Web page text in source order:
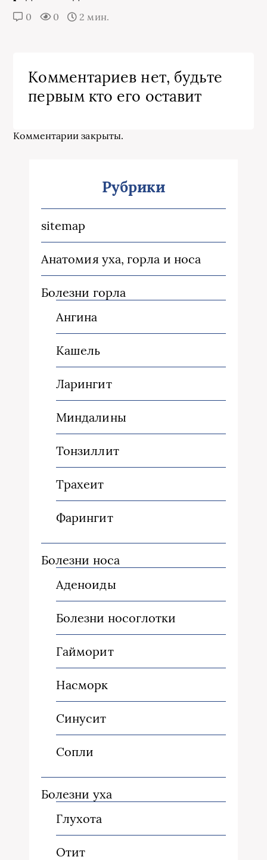
0 0 2 мин.
Комментариев нет, будьте
первым кто его оставит
Комментарии закрыты.
Рубрики
sitemap
Анатомия уха, горла и носа
Болезни горла
Ангина
Кашель
Ларингит
Миндалины
Тонзиллит
Трахеит
Фарингит
Болезни носа
Аденоиды
Болезни носоглотки
Гайморит
Насморк
Синусит
Сопли
Болезни уха
Глухота
Отит